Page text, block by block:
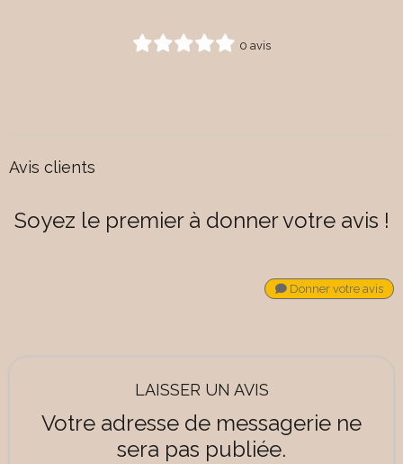
0 avis
Avis clients
Soyez le premier à donner votre avis !
Donner votre avis
LAISSER UN AVIS
Votre adresse de messagerie ne
sera pas publiée.